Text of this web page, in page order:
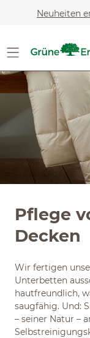
Zum Hauptinhalt
Neuheiten
Pflege
Decken
Wir fertigen
Unterbetten
hautfreundlich,
saugfähig. Und:
– seiner Natur –